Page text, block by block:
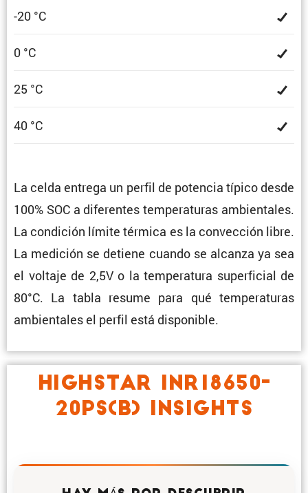
-20 °C
0 °C
25 °C
40 °C
La celda entrega un perfil de potencia típico desde
100% SOC a diferentes tempe­ra­turas ambien­tales.
La condi­ción límite térmica es la convec­ción libre.
La medición se detiene cuando se alcanza ya sea
el voltaje de 2,5V o la tempe­ra­tura super­fi­cial de
80°C. La tabla resume para qué tempe­ra­turas
ambien­tales el perfil está disponible.
HIGHSTAR INR18650-
20PS(B) INSIGHTS